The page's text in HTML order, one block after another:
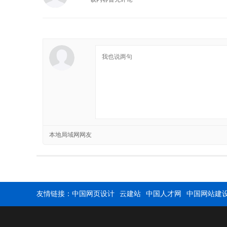
本地局域网网友
友情链接： 中国网页设计 云建站 中国人才网 中国网站建